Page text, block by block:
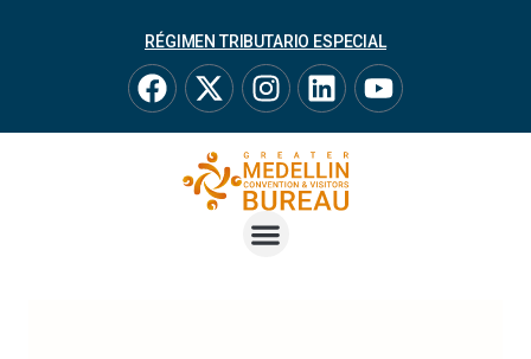
RÉGIMEN TRIBUTARIO ESPECIAL